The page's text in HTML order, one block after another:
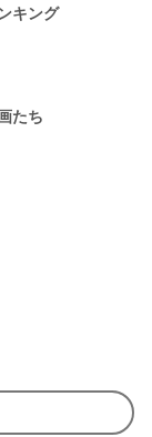
キング
たち